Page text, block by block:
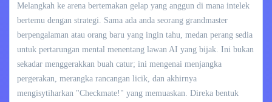
Melangkah ke arena bertemakan gelap yang anggun di mana intelek
bertemu dengan strategi. Sama ada anda seorang grandmaster
berpengalaman atau orang baru yang ingin tahu, medan perang sedia
untuk pertarungan mental menentang lawan AI yang bijak. Ini bukan
sekadar menggerakkan buah catur; ini mengenai menjangka
pergerakan, merangka rancangan licik, dan akhirnya
mengisytiharkan "Checkmate!" yang memuaskan. Direka bentuk